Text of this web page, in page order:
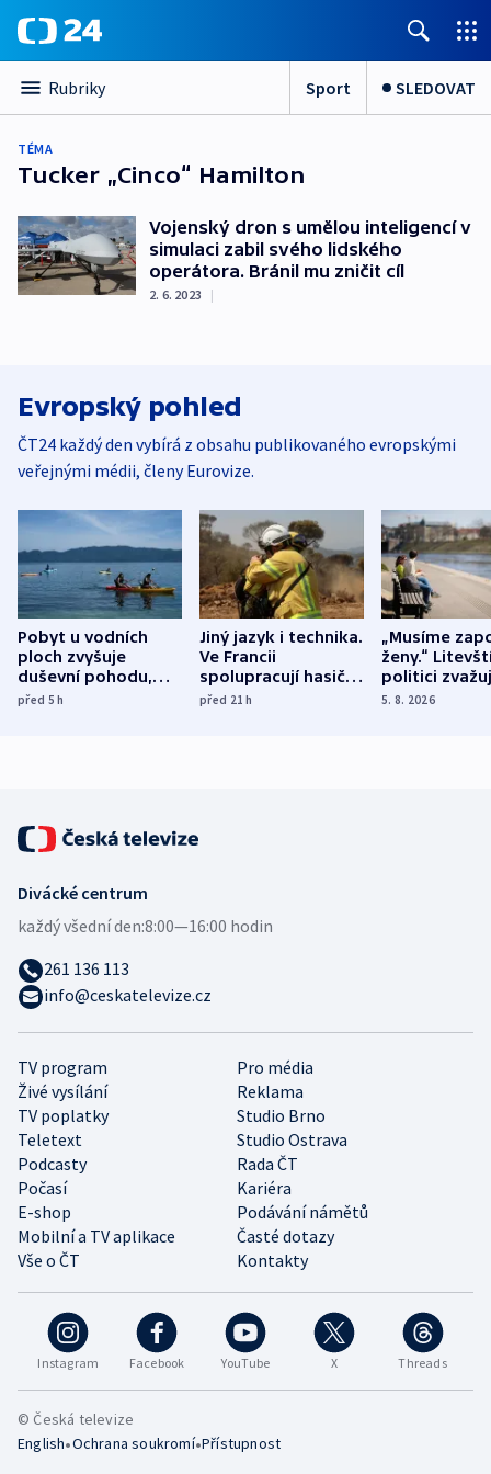
Rubriky Sport SLEDOVAT
TÉMA
Tucker „Cinco“ Hamilton
Vojenský dron s umělou inteligencí v
simulaci zabil svého lidského
operátora. Bránil mu zničit cíl
2. 6. 2023 |
Evropský pohled
ČT24 každý den vybírá z obsahu publikovaného evropskými
veřejnými médii, členy Eurovize.
Pobyt u vodních
ploch zvyšuje
duševní pohodu,
ukázala
před 5h
Jiný jazyk i technika.
Ve Francii
spolupracují hasiči z
různých zemí
před 21h
„Musíme
ženy.“
politici
dohodu o
5. 8. 2026
Instagram Facebook YouTube X Threads
TV program
Pro média
Živé vysílání
Reklama
TV poplatky
Studio Brno
Teletext
Studio Ostrava
Podcasty
Rada ČT
Počasí
Kariéra
E-shop
Podávání námětů
Mobilní a TV aplikace
Časté dotazy
Vše o ČT
Kontakty
Divácké centrum
každý všední den:8:00—16:00 hodin
261 136 113
info@ceskatelevize.cz
© Česká televize
English•Ochrana soukromí•Přístupnost